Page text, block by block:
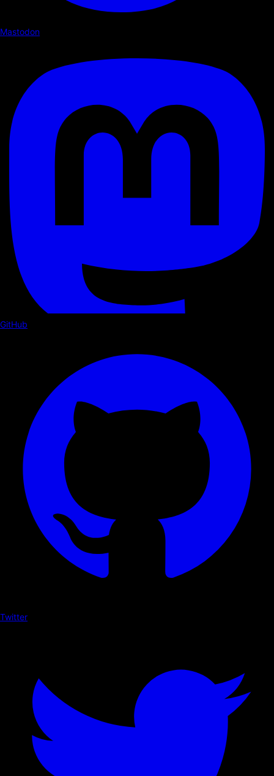
Mastodon
GitHub
Twitter